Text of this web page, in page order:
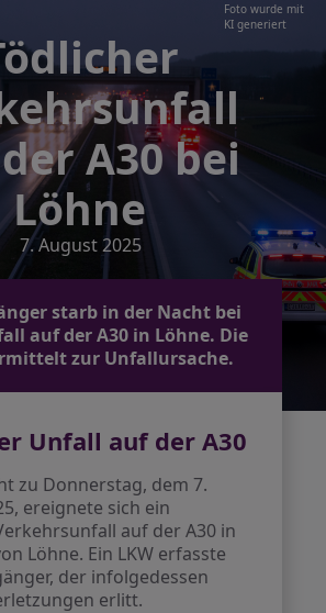
Foto wurde mit
KI generiert
A30 bei
Löhne
7. August 2025
starb in der Nacht bei
auf der A30 in Löhne. Die
zur Unfallursache.
Unfall auf der A30
zu Donnerstag, dem 7.
ereignete sich ein
auf der A30 in
Löhne. Ein LKW erfasste
der infolgedessen
erlitt.